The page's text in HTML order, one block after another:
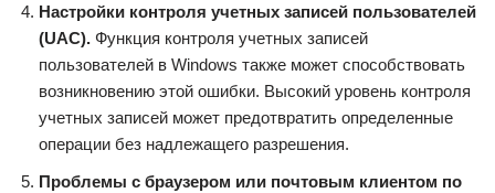
Настройки контроля учетных записей пользователей
(UAC). Функция контроля учетных записей
пользователей в Windows также может способствовать
возникновению этой ошибки. Высокий уровень контроля
учетных записей может предотвратить определенные
операции без надлежащего разрешения.
Проблемы с браузером или почтовым клиентом по